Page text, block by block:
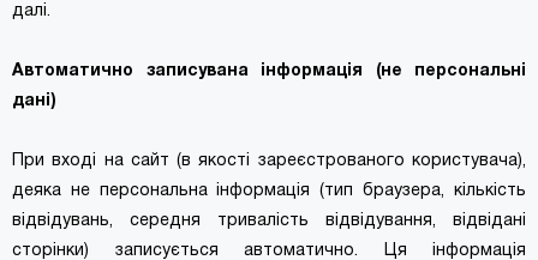
далі.
Автоматично записувана інформація (не персональні
дані)
При вході на сайт (в якості зареєстрованого користувача),
деяка не персональна інформація (тип браузера, кількість
відвідувань, середня тривалість відвідування, відвідані
сторінки) записується автоматично. Ця інформація